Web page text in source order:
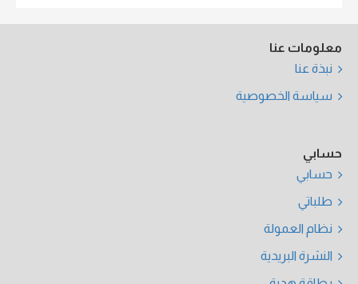
معلومات عنا
نبذة عنا
سياسة الخصوصية
حسابي
حسابي
طلباتي
نظام العمولة
النشرة البريدية